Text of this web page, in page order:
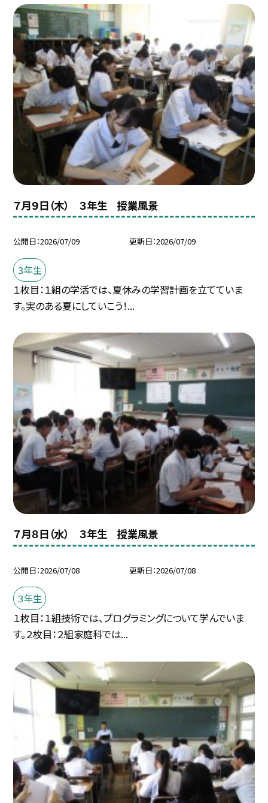
７月９日（木） ３年生 授業風景
公開日 2026/07/09 更新日 2026/07/09
３年生
１枚目：１組の学活では、夏休みの学習計画を立てていま
す。実のある夏にしていこう！...
７月８日（水） ３年生 授業風景
公開日 2026/07/08 更新日 2026/07/08
３年生
１枚目：１組技術では、プログラミングについて学んでいま
す。２枚目：２組家庭科では...